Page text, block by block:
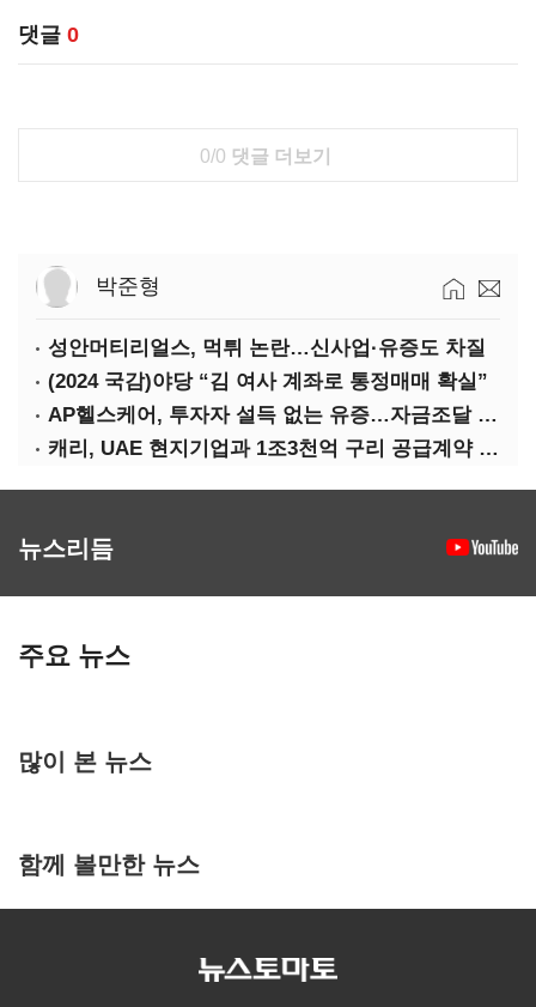
댓글 0
0/0 댓글 더보기
박준형
성안머티리얼스, 먹튀 논란…신사업·유증도 차질
(2024 국감)야당 “김 여사 계좌로 통정매매 확실”
AP헬스케어, 투자자 설득 없는 유증…자금조달 ‘빨간불’
캐리, UAE 현지기업과 1조3천억 구리 공급계약 체결
뉴스리듬
주요 뉴스
많이 본 뉴스
함께 볼만한 뉴스